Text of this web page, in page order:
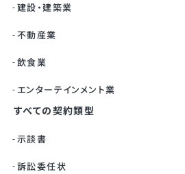
建設・建築業
不動産業
飲食業
エンターテインメント業
すべての契約類型
示談書
訴訟委任状